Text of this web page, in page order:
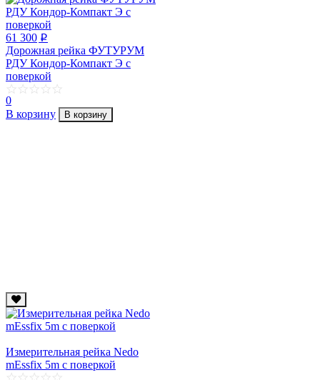
61 300 p
Дорожная рейка ФУТУРУМ
РДУ Кондор-Компакт Э с
поверкой
0
В корзину
В корзину
Измерительная рейка Nedo
mEssfix 5m с поверкой